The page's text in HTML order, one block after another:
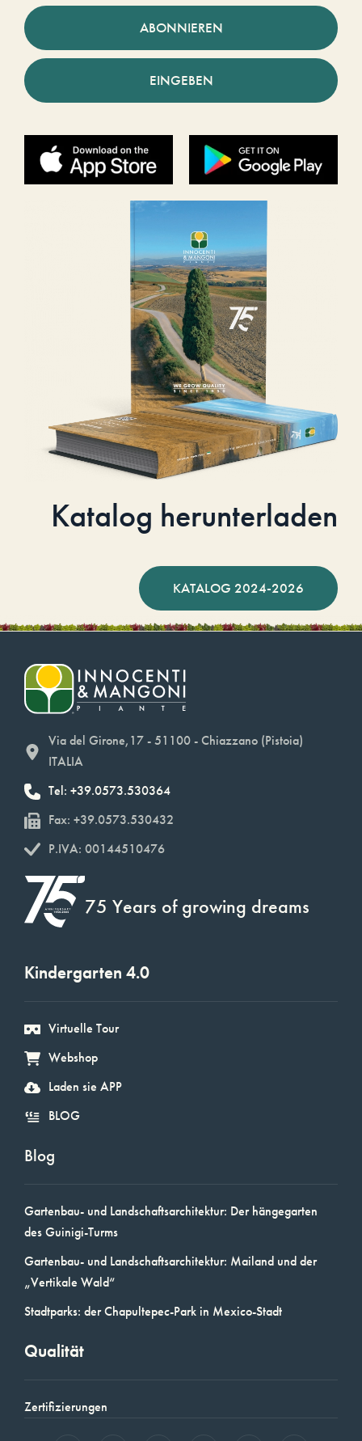
ABONNIEREN
EINGEBEN
Katalog herunterladen
KATALOG 2024-2026
Via del Girone,17 - 51100 - Chiazzano (Pistoia)
ITALIA
Tel: +39.0573.530364
Fax: +39.0573.530432
P.IVA: 00144510476
75 Years of growing dreams
Kindergarten 4.0
Virtuelle Tour
Webshop
Laden sie APP
BLOG
Blog
Gartenbau- und Landschaftsarchitektur: Der hängegarten
des Guinigi-Turms
Gartenbau- und Landschaftsarchitektur: Mailand und der
„Vertikale Wald“
Stadtparks: der Chapultepec-Park in Mexico-Stadt
Qualität
Zertifizierungen